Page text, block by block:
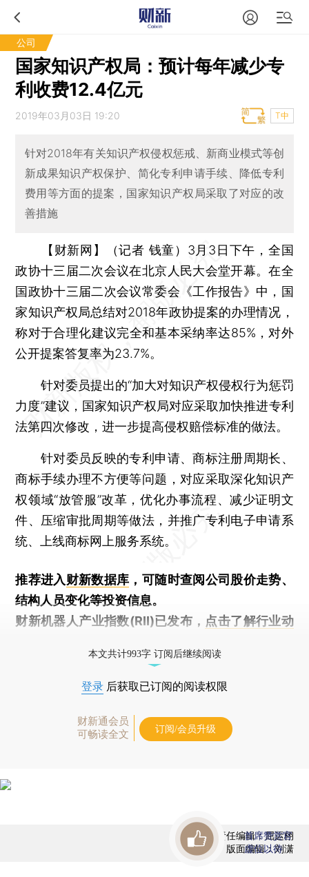
公司
国家知识产权局：预计每年减少专
利收费12.4亿元
2019年03月03日 19:20 T中
针对2018年有关知识产权侵权惩戒、新商业模式等创
新成果知识产权保护、简化专利申请手续、降低专利
费用等方面的提案，国家知识产权局采取了对应的改
善措施
【财新网】（记者 钱童） 3月3日下午，全国
政协十三届二次会议在北京人民大会堂开幕。在全
国政协十三届二次会议常委会《工作报告》中，国
家知识产权局总结对2018年政协提案的办理情况，
称对于合理化建议完全和基本采纳率达85%，对外
公开提案答复率为23.7%。
针对委员提出的“加大对知识产权侵权行为惩罚
力度”建议，国家知识产权局对应采取加快推进专利
法第四次修改，进一步提高侵权赔偿标准的做法。
针对委员反映的专利申请、商标注册周期长、
商标手续办理不方便等问题，对应采取深化知识产
权领域“放管服”改革，优化办事流程、减少证明文
件、压缩审批周期等做法，并推广专利电子申请系
统、上线商标网上服务系统。
推荐进入财新数据库 ，可随时查阅公司股价走势、
结构人员变化等投资信息。
财新机器人产业指数(RII)已发布， 点击了解行业动
本文共计993字 订阅后继续阅读
登录 后获取已订阅的阅读权限
财新通会员
可畅读全文
订阅/会员升级
责任编辑：屈运栩
版面编辑：刘潇
首席赞赏官
虚位以待